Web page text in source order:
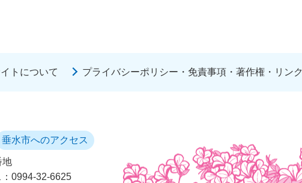
トについて プライバシーポリシー・免責事項・著作権・リンク
垂水市へのアクセス
地
0994-32-6625